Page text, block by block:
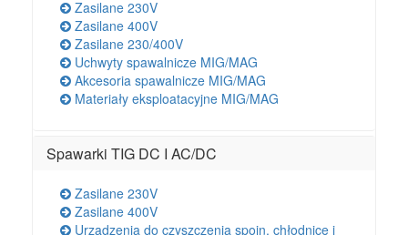
Zasilane 230V
Zasilane 400V
Zasilane 230/400V
Uchwyty spawalnicze MIG/MAG
Akcesoria spawalnicze MIG/MAG
Materiały eksploatacyjne MIG/MAG
Spawarki TIG DC I AC/DC
Zasilane 230V
Zasilane 400V
Urządzenia do czyszczenia spoin, chłodnice i